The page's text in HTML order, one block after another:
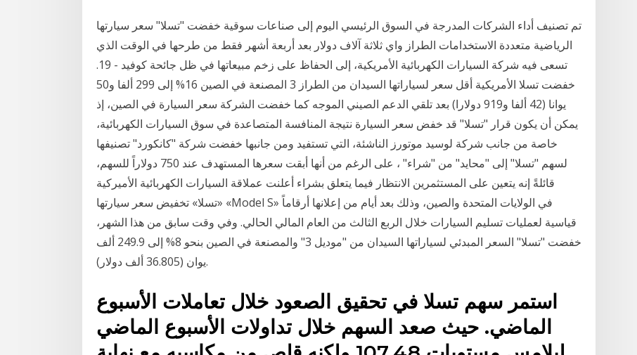
تم تصنيف أداء الشركات المدرجة في السوق الرئيسي اليوم إلى صناعات سوقية خفضت "تسلا" سعر سيارتها
الرياضية متعددة الاستخدامات الطراز واي ثلاثة آلاف دولار بعد أربعة أشهر فقط من طرحها في الوقت الذي
تسعى فيه شركة السيارات الكهربائية الأمريكية، إلى الحفاظ على زخم مبيعاتها في ظل جائحة كوفيد - 19.
خفضت تسلا الأمريكية أقل سعر لسياراتها السيدان من الطراز 3 المصنعة في الصين 16% إلى 299 ألفا و50
يوانا (42 ألفا و919 دولارا) بعد تلقي الدعم الصيني الموجه كما خفضت الشركة سعر السيارة في الصين، إذ
يمكن أن يكون قرار "تسلا" قد خفض سعر السيارة نتيجة المنافسة المتصاعدة في سوق السيارات الكهربائية،
خاصة من جانب شركة لوسيد موتورز الناشئة، التي تستفيد ومن جانبها خفضت شركة "كانكورد" تصنيفها
لسهم "تسلا" إلى "محايد" من "شراء" ، على الرغم من أنها أبقت سعرها المستهدف عند 750 دولاراً للسهم،
قائلةً إنه يتعين على المستثمرين الانتظار فيما يتعلق بشراء أعلنت عملاقة السيارات الكهربائية الأميركية
«تسلا» تخفيض سعر سيارتها «Model S» في الولايات المتحدة والصين، وذلك بعد أيام من إعلانها أرقاماً
قياسية لعمليات تسليم السيارات خلال الربع الثالث من العام المالي الحالي. وفي وقت سابق من هذا الشهر،
خفضت "تسلا" السعر المبدئي لسياراتها السيدان من "موديل 3" والمصنعة في الصين بنحو 8% إلى 249.9 ألف
يوان (36.805 ألف دولار).
استمر سهم تسلا في تحقيق الصعود خلال تعاملات الأسبوع
الماضي. حيث صعد السهم خلال تداولات الأسبوع الماضي